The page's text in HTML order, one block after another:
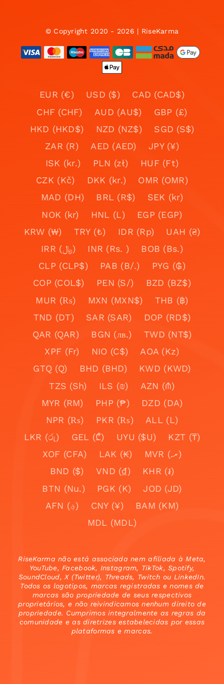
© Copyright 2020 - 2026 | RiseKarma
EUR (€) USD ($)
CAD (CAD$)
CHF (CHF)
AUD (AU$)
GBP (£)
HKD (HKD$)
NZD (NZ$)
SGD (S$)
ZAR (R)
AED (AED)
JPY (¥)
ISK (kr.)
PLN (zł)
HUF (Ft)
CZK (Kč)
DKK (kr.)
OMR (OMR)
MAD (DH)
BRL (R$)
SEK (kr)
NOK (kr)
HNL (L)
EGP (EGP)
KRW (₩)
TRY (₺) IDR (Rp)
UAH (₴)
IRR (﷼)
INR (Rs. )
BOB (Bs.)
CLP (CLP$)
PAB (B/.)
PYG (₲)
COP (COL$)
PEN (S/)
BZD (BZ$)
MUR (₨)
MXN (MXN$)
THB (฿)
TND (DT)
SAR (SAR)
DOP (RD$)
QAR (QAR)
BGN (лв.)
TWD (NT$)
XPF (Fr)
NIO (C$)
AOA (Kz)
GTQ (Q)
BHD (BHD)
KWD (KWD)
TZS (Sh)
ILS (₪)
AZN (₼)
MYR (RM)
PHP (₱)
DZD (DA)
NPR (₨)
PKR (₨)
ALL (L)
LKR (රු)
GEL (₾) UYU ($U)
KZT (₸)
XOF (CFA)
LAK (₭)
MVR (.ރ)
BND ($)
VND (₫)
KHR (៛)
BTN (Nu.)
PGK (K)
JOD (JD)
AFN (؋)
CNY (¥)
BAM (KM)
MDL (MDL)
RiseKarma não está associada nem afiliada à Meta,
YouTube, Facebook, Instagram, TikTok, Spotify,
SoundCloud, X (Twitter), Threads, Twitch ou LinkedIn.
Todos os logotipos, marcas registradas e nomes de
marcas são propriedade de seus respectivos
proprietários, e não reivindicamos nenhum direito de
propriedade. Cumprimos integralmente as regras da
comunidade e as diretrizes estabelecidas por essas
plataformas e marcas.